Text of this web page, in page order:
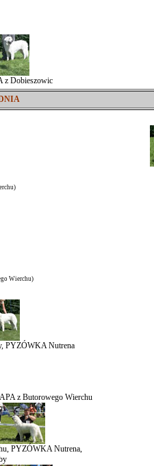
z Dobieszowic
Wierchu)
PYZÓWKA Nutrena
z Butorowego Wierchu
PYZÓWKA Nutrena,